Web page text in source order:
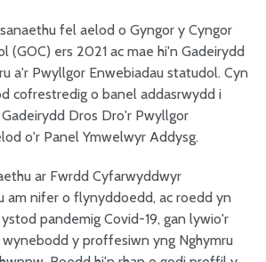
fel aelod o Gyngor y Cyngor
(GOC) ers 2021 ac mae hi'n Gadeirydd
a'r Pwyllgor Enwebiadau statudol. Cyn
cofrestredig o banel addasrwydd i
Dros Dro'r Pwyllgor
o'r Panel Ymwelwyr Addysg.
ar Fwrdd Cyfarwyddwyr
am nifer o flynyddoedd, ac roedd yn
pandemig Covid-19, gan lywio'r
y proffesiwn yng Nghymru